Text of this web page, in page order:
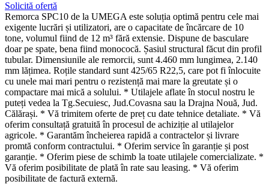
Solicită ofertă
Remorca SPC10 de la UMEGA este soluția optimă pentru cele mai
exigente lucrări și utilizatori, are o capacitate de încărcare de 10
tone, volumul fiind de 12 m³ fără extensie. Dispune de basculare
doar pe spate, bena fiind monococă. Șasiul structural făcut din profil
tubular. Dimensiunile ale remorcii, sunt 4.460 mm lungimea, 2.140
mm lățimea. Roțile standard sunt 425/65 R22,5, care pot fi înlocuite
cu unele mai mari pentru o rezistență mai mare la greutate și o
compactare mai mică a solului. * Utilajele aflate în stocul nostru le
puteți vedea la Tg.Secuiesc, Jud.Covasna sau la Drajna Nouă, Jud.
Călărași. * Vă trimitem oferte de preț cu date tehnice detaliate. * Vă
oferim consultață gratuită în procesul de achiziție al utilajelor
agricole. * Garantăm încheierea rapidă a contractelor și livrare
promtă conform contractului. * Oferim service în garanție și post
garanție. * Oferim piese de schimb la toate utilajele comercializate. *
Vă oferim posibilitate de plată în rate sau leasing. * Vă oferim
posibilitate de factură externă.